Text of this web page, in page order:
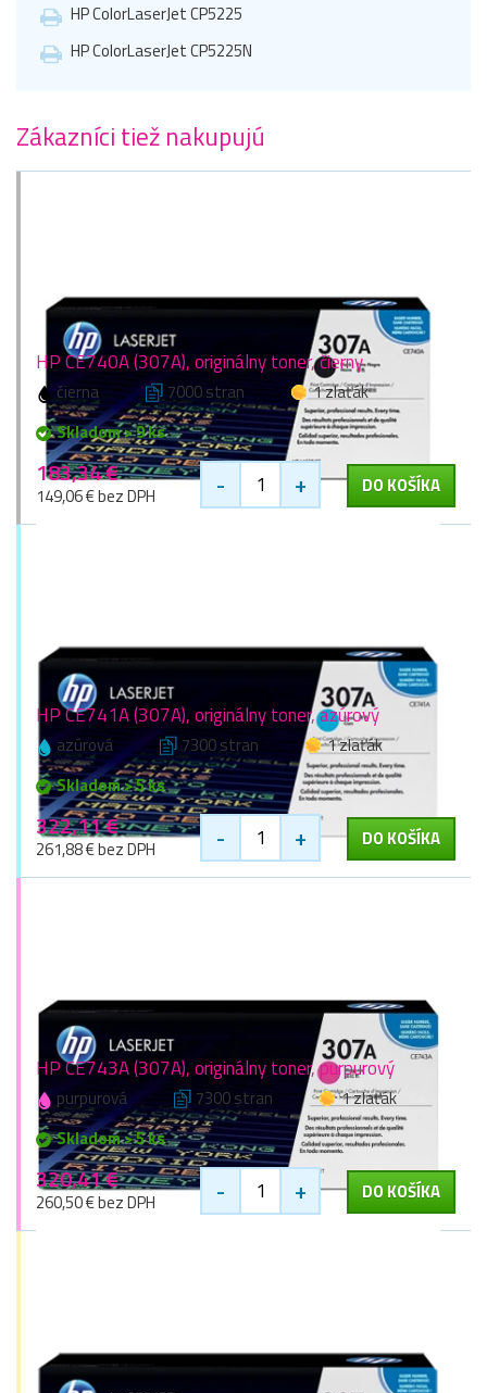
HP ColorLaserJet CP5225
HP ColorLaserJet CP5225N
Zákazníci tiež nakupujú
HP CE740A (307A), originálny toner, čierny
čierna 7000 stran
1 zlaťák
Skladom > 9 ks
183,34 €
149,06 € bez DPH - + DO KOŠÍKA
HP CE741A (307A), originálny toner, azúrový
azúrová 7300 stran
1 zlaťák
Skladom > 5 ks
322,11 €
261,88 € bez DPH - + DO KOŠÍKA
HP CE743A (307A), originálny toner, purpurový
purpurová 7300 stran
1 zlaťák
Skladom > 5 ks
320,41 €
260,50 € bez DPH - + DO KOŠÍKA